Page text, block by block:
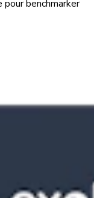
pour benchmarker